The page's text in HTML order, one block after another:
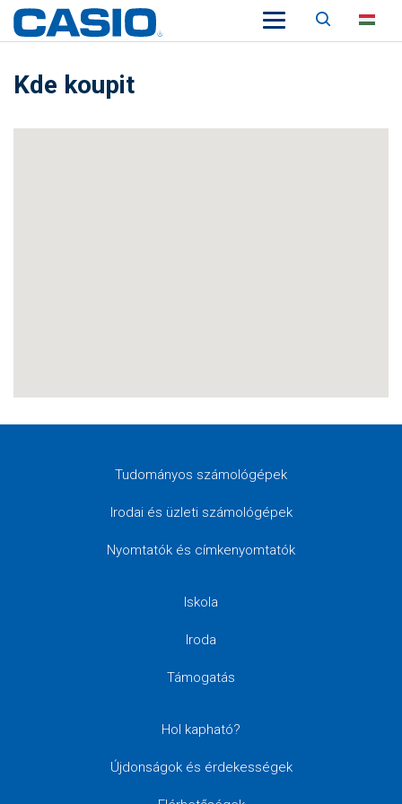
Keresés
Kde koupit
Tudományos számológépek
Irodai és üzleti számológépek
Nyomtatók és címkenyomtatók
Iskola
Iroda
Támogatás
Hol kapható?
Újdonságok és érdekességek